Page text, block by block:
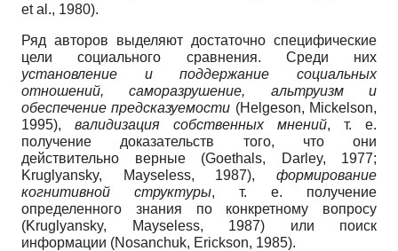
et al., 1980).
Ряд авторов выделяют достаточно специфические
цели социального сравнения. Среди них
установление и поддержание социальных
отношений, саморазрушение, альтруизм и
обеспечение предсказуемости (Helgeson, Mickelson,
1995), валидизация собственных мнений, т. е.
получение доказательств того, что они
действительно верные (Goethals, Darley, 1977;
Kruglyansky, Mayseless, 1987), формирование
когнитивной структуры, т. е. получение
определенного знания по конкретному вопросу
(Kruglyansky, Mayseless, 1987) или поиск
информации (Nosanchuk, Erickson, 1985).